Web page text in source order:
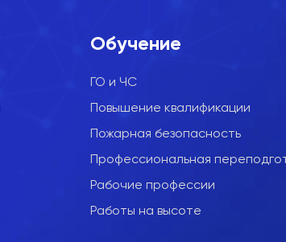
Обучение
ГО и ЧС
Повышение квалификации
Пожарная безопасность
Профессиональная
Рабочие профессии
Работы на высоте